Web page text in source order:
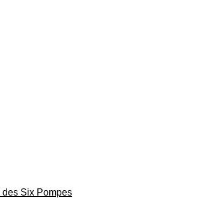
Six Pompes